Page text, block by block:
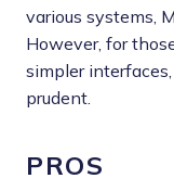
various systems,
However, for
simpler
prudent.
PROS